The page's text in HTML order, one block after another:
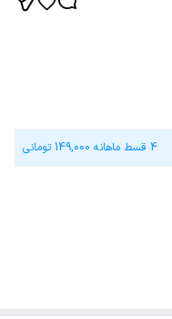
4 قسط ماهانه 149,000 تومانی